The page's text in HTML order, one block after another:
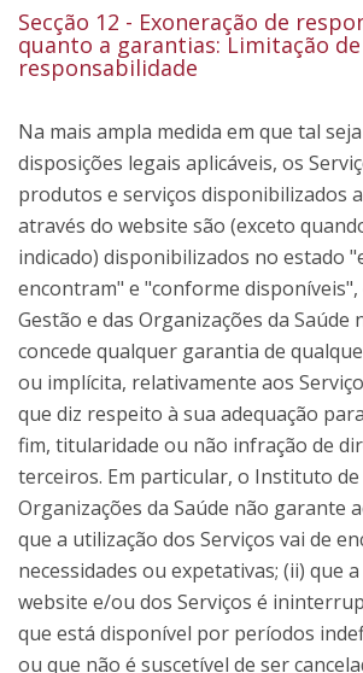
Secção 12 - Exoneração de
quanto a garantias: Limitação de
responsabilidade
Na mais ampla medida em que tal
disposições legais aplicáveis, os
produtos e serviços disponibilizados
através do website são (exceto
indicado) disponibilizados no estado
encontram" e "conforme
Gestão e das Organizações da Saúde
concede qualquer garantia de
ou implícita, relativamente aos
que diz respeito à sua adequação
fim, titularidade ou não infração de
terceiros. Em particular, o Instituto de
Organizações da Saúde não garante
que a utilização dos Serviços vai de
necessidades ou expetativas; (ii) que
website e/ou dos Serviços é
que está disponível por períodos
ou que não é suscetível de ser